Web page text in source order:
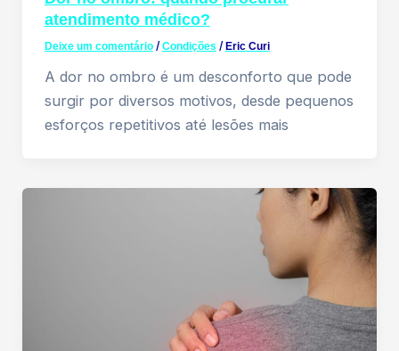
atendimento médico?
Deixe um comentário /Condições /Eric Curi
A dor no ombro é um desconforto que pode
surgir por diversos motivos, desde pequenos
esforços repetitivos até lesões mais